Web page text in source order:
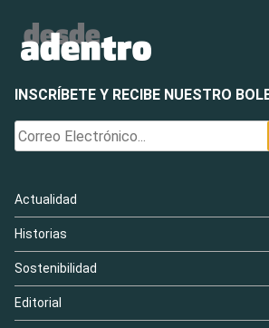
INSCRÍBETE Y RECIBE NUESTRO
Actualidad
Historias
Sostenibilidad
Editorial